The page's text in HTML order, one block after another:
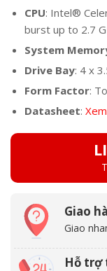
CPU: Intel®
burst up to 2.7
System
Drive Bay: 4 x
Form Factor:
Datasheet:
Giao
Giao
Hỗ trợ